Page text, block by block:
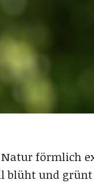
förmlich
und grünt